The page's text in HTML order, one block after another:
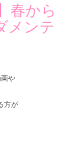
春から
メンテ
や
方が